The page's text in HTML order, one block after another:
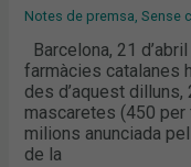
Notes de premsa ,Sense
Barcelona, 21
farmàcies catalanes
des d’aquest dilluns,
mascaretes (450
milions anunciada
de la
Y
RECUERDA
A
LA
POBLACIÓN
QUE
VAYA
DE
MANERA
ESCALONADA
PARA